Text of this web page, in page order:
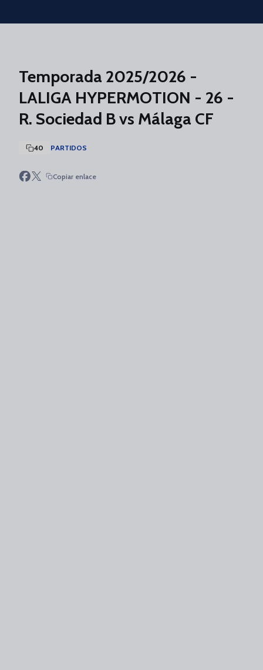
Skip to main content
Temporada 2025/2026 -
LALIGA HYPERMOTION - 26 -
R. Sociedad B vs Málaga CF
40 PARTIDOS
Copiar enlace